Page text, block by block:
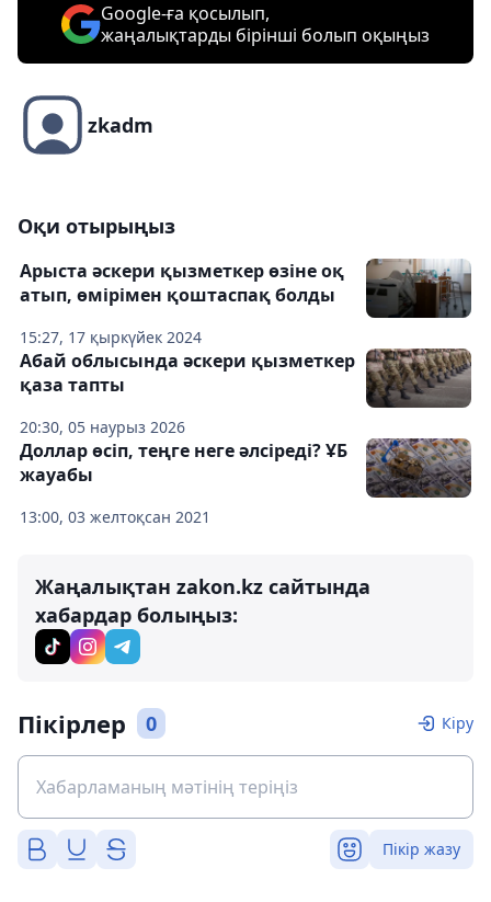
Google-ға қосылып,
жаңалықтарды бірінші болып оқыңыз
zkadm
Оқи отырыңыз
15:27, 17 қыркүйек 2024
Арыста әскери қызметкер өзіне оқ
атып, өмірімен қоштаспақ болды
20:30, 05 наурыз 2026
Абай облысында әскери қызметкер
қаза тапты
13:00, 03 желтоқсан 2021
Доллар өсіп, теңге неге әлсіреді? ҰБ
жауабы
Жаңалықтан zakon.kz сайтында
хабардар болыңыз:
Пікірлер 0 Кіру
Пікір жазу